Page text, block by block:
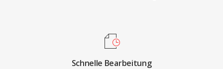
Schnelle Bearbeitung